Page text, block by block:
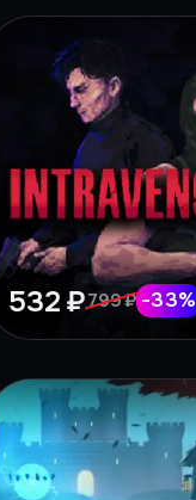
532 ₽799 ₽ -33%